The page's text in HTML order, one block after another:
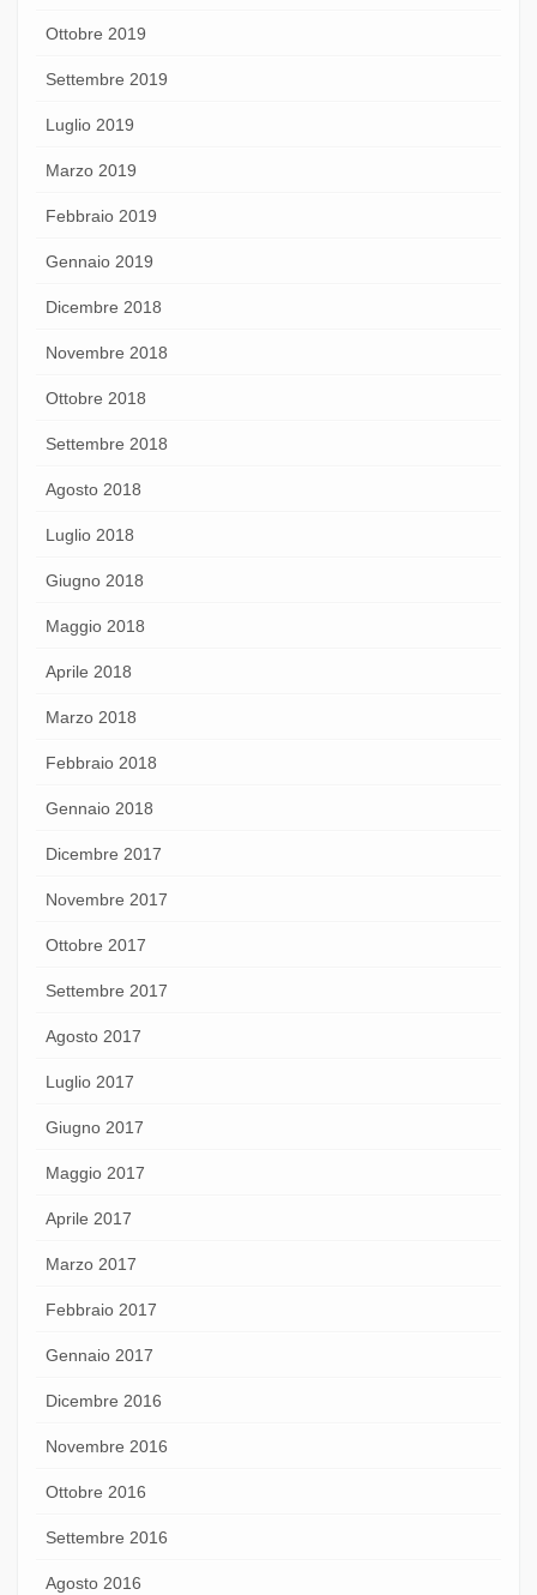
Ottobre 2019
Settembre 2019
Luglio 2019
Marzo 2019
Febbraio 2019
Gennaio 2019
Dicembre 2018
Novembre 2018
Ottobre 2018
Settembre 2018
Agosto 2018
Luglio 2018
Giugno 2018
Maggio 2018
Aprile 2018
Marzo 2018
Febbraio 2018
Gennaio 2018
Dicembre 2017
Novembre 2017
Ottobre 2017
Settembre 2017
Agosto 2017
Luglio 2017
Giugno 2017
Maggio 2017
Aprile 2017
Marzo 2017
Febbraio 2017
Gennaio 2017
Dicembre 2016
Novembre 2016
Ottobre 2016
Settembre 2016
Agosto 2016